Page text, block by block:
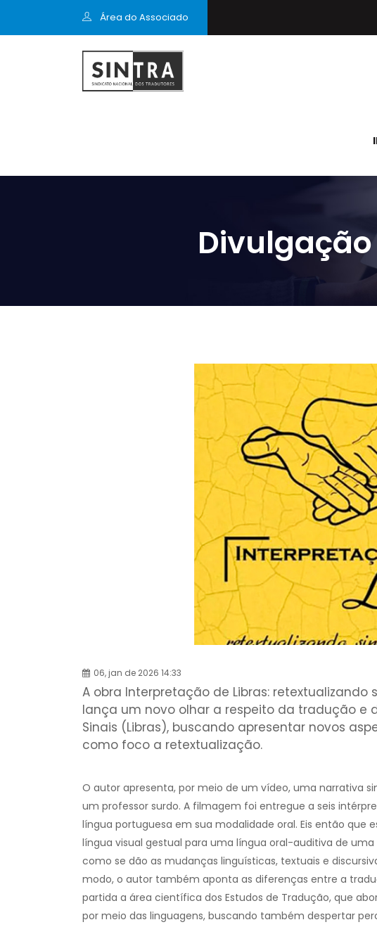
Área do Associado
06, jan de 2026 14:33
A obra Interpretação de Libras: retextualizando
lança um novo olhar a respeito da tradução e
Sinais (Libras), buscando apresentar novos
como foco a retextualização.
O autor apresenta, por meio de um vídeo, uma narrativa
um professor surdo. A filmagem foi entregue a seis
língua portuguesa em sua modalidade oral. Eis então
língua visual gestual para uma língua oral-auditiva de
como se dão as mudanças linguísticas, textuais e
modo, o autor também aponta as diferenças entre a
partida a área científica dos Estudos de Tradução, que
por meio das linguagens, buscando também despertar